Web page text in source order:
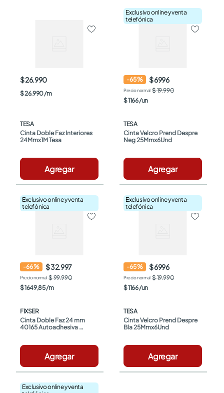
$ 26.990
$26.990/m
TESA
Cinta Doble Faz Interiores
24Mmx1M Tesa
Agregar
Exclusivo online y venta
telefónica
-65% $ 6996
$ 19.990
$1166/un
TESA
Cinta Velcro Prend Despre
Neg 25Mmx6Und
Agregar
Exclusivo online y venta
telefónica
-66% $ 32.997
$ 99.990
$1649,85/m
FIXSER
Cinta Doble Faz 24 mm
40165 Autoadhesiva
Agregar
Exclusivo online y venta
telefónica
-65% $ 6996
$ 19.990
$1166/un
TESA
Cinta Velcro Prend Despre
Bla 25Mmx6Und
Agregar
Exclusivo online y venta